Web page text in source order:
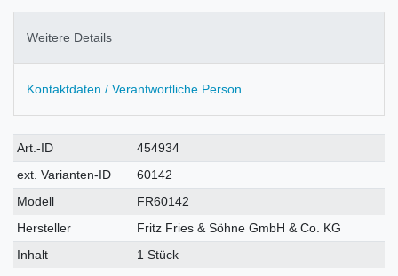
Weitere Details
Kontaktdaten / Verantwortliche Person
Technisches
Merkmal
Wert
Art.-ID
454934
ext. Varianten-ID
60142
Modell
FR60142
Hersteller
Fritz Fries & Söhne GmbH & Co. KG
Inhalt
1 Stück